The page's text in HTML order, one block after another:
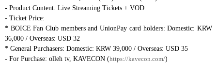
- Product Content: Live Streaming Tickets + VOD
- Ticket Price:
* BOICE Fan Club members and UnionPay card holders: Domestic: KRW
36,000 / Overseas: USD 32
* General Purchasers: Domestic: KRW 39,000 / Overseas: USD 35
- For Purchase: olleh tv, KAVECON (https://kavecon.com/)